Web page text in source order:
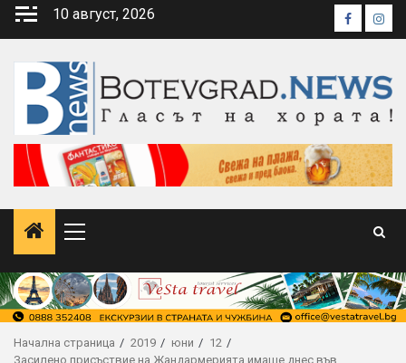
Skip
10 август, 2026 Facebook
Primary
Начална страница 2019 юни
12
Засилено присъствие на Жандармерията имаше днес във